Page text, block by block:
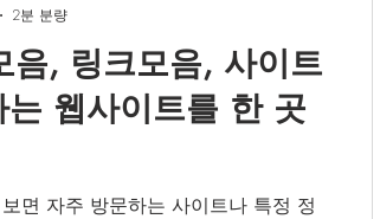
음, 링크모음, 사이트
웹사이트를 한 곳
면 자주 방문하는 사이트나 특정 정
2분 분량